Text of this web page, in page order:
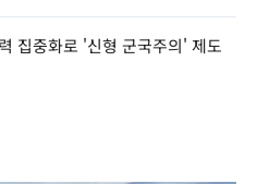
집중화로 '신형 군국주의' 제도